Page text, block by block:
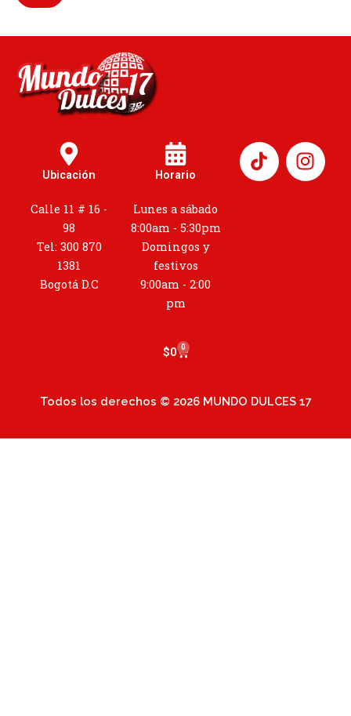
Ubicación
Calle 11 # 16 -
98
Tel: 300 870
1381
Bogotá D.C
Horario
Lunes a sábado
8:00am - 5:30pm
Domingos y
festivos
9:00am - 2:00
pm
I
n
s
$0 0
Cart
Todos los derechos © 2026 MUNDO DULCES 17